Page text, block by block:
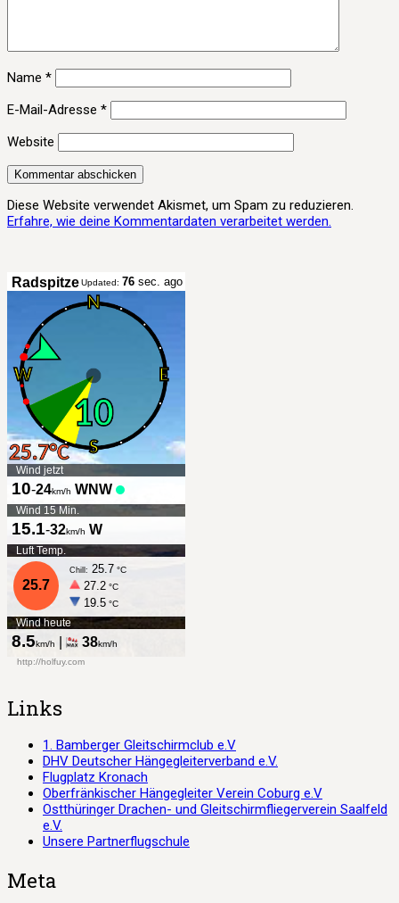
Name *
E-Mail-Adresse *
Website
Diese Website verwendet Akismet, um Spam zu reduzieren.
Erfahre, wie deine Kommentardaten verarbeitet werden.
Links
1. Bamberger Gleitschirmclub e.V
DHV Deutscher Hängegleiterverband e.V.
Flugplatz Kronach
Oberfränkischer Hängegleiter Verein Coburg e.V
Ostthüringer Drachen- und Gleitschirmfliegerverein Saalfeld
e.V.
Unsere Partnerflugschule
Meta